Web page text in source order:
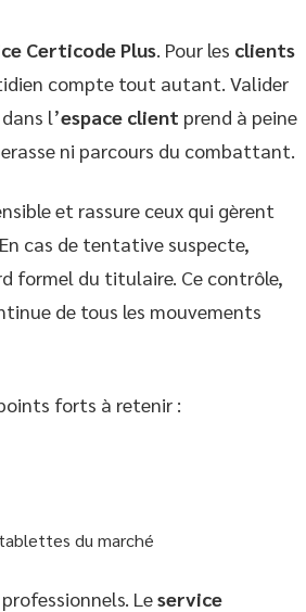
Certicode Plus . Pour les clients
compte tout autant. Valider
l’espace client prend à peine
ni parcours du combattant.
et rassure ceux qui gèrent
cas de tentative suspecte,
formel du titulaire. Ce contrôle,
de tous les mouvements
forts à retenir :
du marché
Leservice